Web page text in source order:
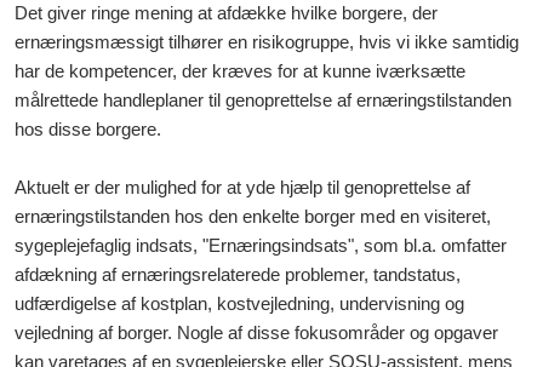
Det giver ringe mening at afdække hvilke borgere, der
ernæringsmæssigt tilhører en risikogruppe, hvis vi ikke samtidig
har de kompetencer, der kræves for at kunne iværksætte
målrettede handleplaner til genoprettelse af ernæringstilstanden
hos disse borgere.
Aktuelt er der mulighed for at yde hjælp til genoprettelse af
ernæringstilstanden hos den enkelte borger med en visiteret,
sygeplejefaglig indsats, "Ernæringsindsats", som bl.a. omfatter
afdækning af ernæringsrelaterede problemer, tandstatus,
udfærdigelse af kostplan, kostvejledning, undervisning og
vejledning af borger. Nogle af disse fokusområder og opgaver
kan varetages af en sygeplejerske eller SOSU-assistent, mens